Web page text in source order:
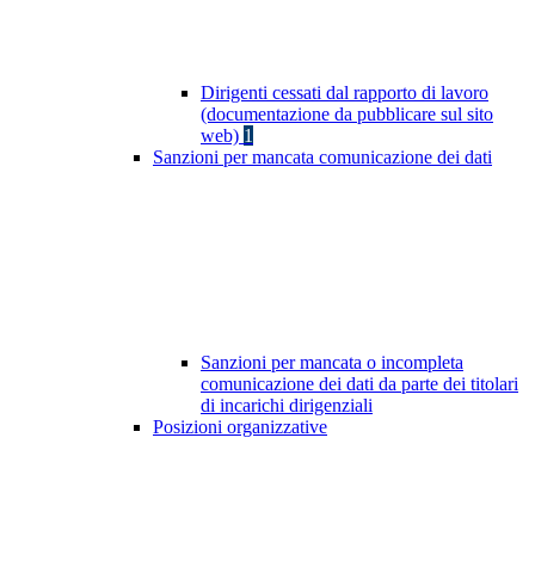
Dirigenti cessati dal rapporto di lavoro
(documentazione da pubblicare sul sito
web) 1
Sanzioni per mancata comunicazione dei dati
Sanzioni per mancata o incompleta
comunicazione dei dati da parte dei titolari
di incarichi dirigenziali
Posizioni organizzative